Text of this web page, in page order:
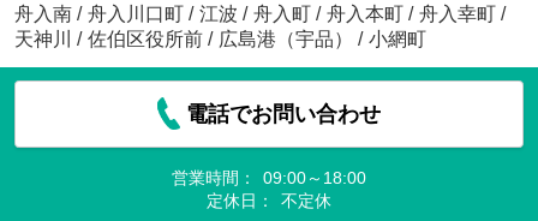
舟入南 / 舟入川口町 / 江波 / 舟入町 / 舟入本町 / 舟入幸町 /
天神川
/ 佐伯区役所前 / 広島港（宇品） / 小網町
電話でお問い合わせ
営業時間：
09:00～18:00
定休日：
不定休